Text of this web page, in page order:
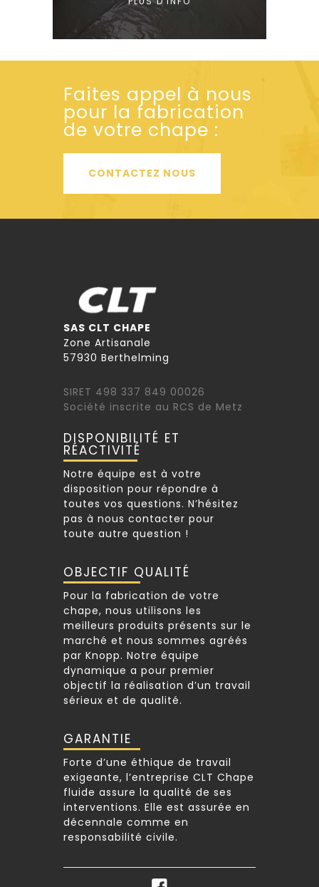
Faites appel à nous
pour la fabrication
de votre chape :
CONTACTEZ NOUS
SAS CLT CHAPE
Zone Artisanale
57930 Berthelming
SIRET 498 337 849 00026
Société inscrite au RCS de Metz
DISPONIBILITÉ ET
RÉACTIVITÉ
Notre équipe est à votre
disposition pour répondre à
toutes vos questions. N’hésitez
pas à nous contacter pour
toute autre question !
OBJECTIF QUALITÉ
Pour la fabrication de votre
chape, nous utilisons les
meilleurs produits présents sur le
marché et nous sommes agréés
par Knopp. Notre équipe
dynamique a pour premier
objectif la réalisation d’un travail
sérieux et de qualité.
GARANTIE
Forte d’une éthique de travail
exigeante, l’entreprise CLT Chape
fluide assure la qualité de ses
interventions. Elle est assurée en
décennale comme en
responsabilité civile.